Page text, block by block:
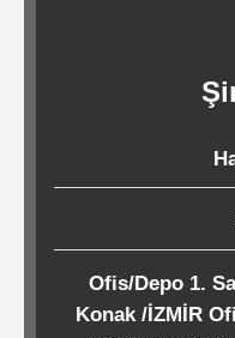
Temizlik
Ürünleri
Köpük
Kaseler
Ofis/Depo 1.
Konak /İZMİR